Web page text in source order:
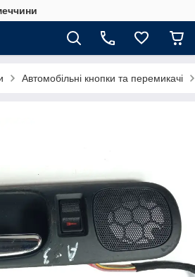
Автомобільні кнопки та перемикачі